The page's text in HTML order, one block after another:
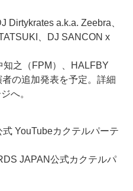
Dirtykrates a.k.a. Zeebra、
、DJ SANCON x
知之（FPM）、HALFBY
の追加発表を予定。詳細
へ。
式 YouTubeカクテルパーテ
JAPAN公式カクテルパ